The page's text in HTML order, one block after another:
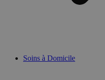
Soins à Domicile